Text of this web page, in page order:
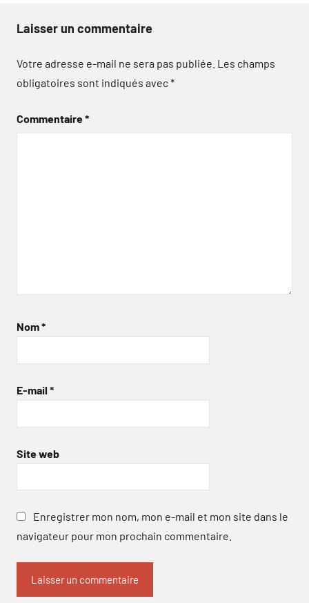
Laisser un commentaire
Votre adresse e-mail ne sera pas publiée. Les champs
obligatoires sont indiqués avec*
Commentaire*
Nom*
E-mail *
Site web
Enregistrer mon nom, mon e-mail et mon site dans le
navigateur pour mon prochain commentaire.